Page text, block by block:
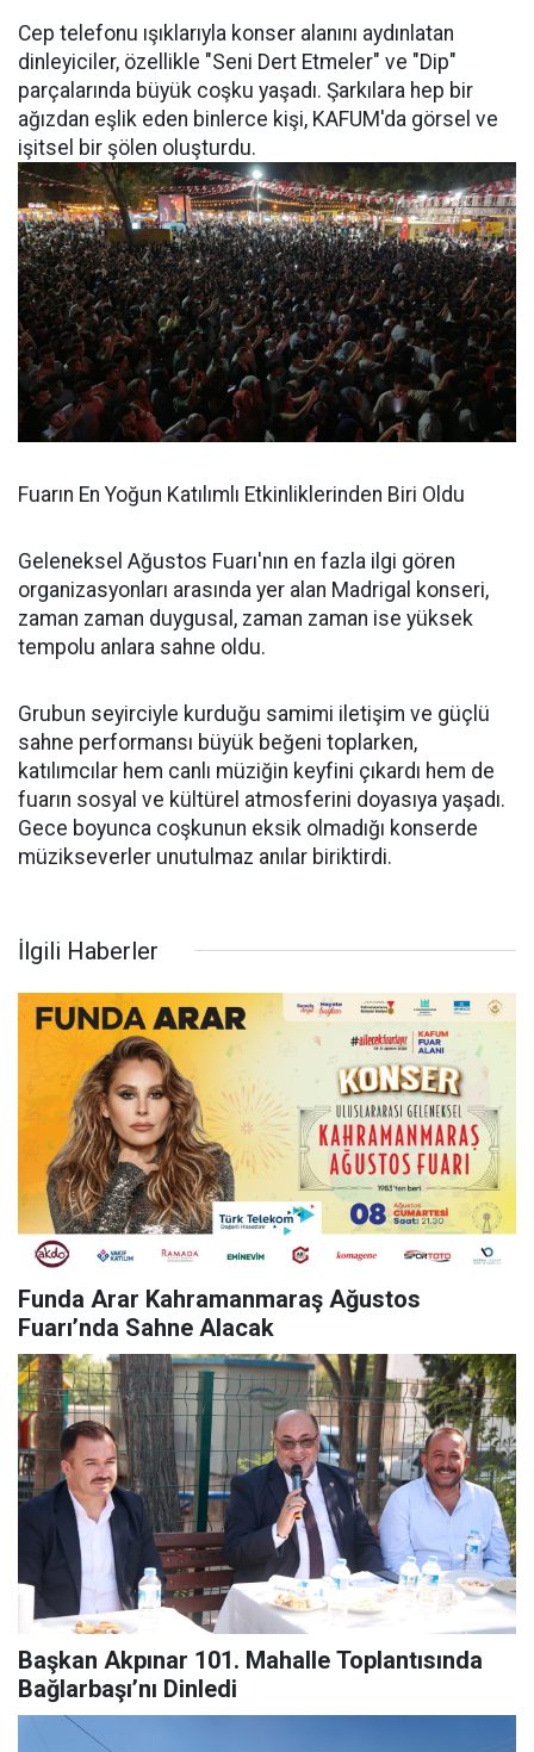
Cep telefonu ışıklarıyla konser alanını aydınlatan
dinleyiciler, özellikle "Seni Dert Etmeler" ve "Dip"
parçalarında büyük coşku yaşadı. Şarkılara hep bir
ağızdan eşlik eden binlerce kişi, KAFUM'da görsel ve
işitsel bir şölen oluşturdu.
Fuarın En Yoğun Katılımlı Etkinliklerinden Biri Oldu
Geleneksel Ağustos Fuarı'nın en fazla ilgi gören
organizasyonları arasında yer alan Madrigal konseri,
zaman zaman duygusal, zaman zaman ise yüksek
tempolu anlara sahne oldu.
Grubun seyirciyle kurduğu samimi iletişim ve güçlü
sahne performansı büyük beğeni toplarken,
katılımcılar hem canlı müziğin keyfini çıkardı hem de
fuarın sosyal ve kültürel atmosferini doyasıya yaşadı.
Gece boyunca coşkunun eksik olmadığı konserde
müzikseverler unutulmaz anılar biriktirdi.
İlgili Haberler
Funda Arar Kahramanmaraş Ağustos
Fuarı’nda Sahne Alacak
Başkan Akpınar 101. Mahalle Toplantısında
Bağlarbaşı’nı Dinledi